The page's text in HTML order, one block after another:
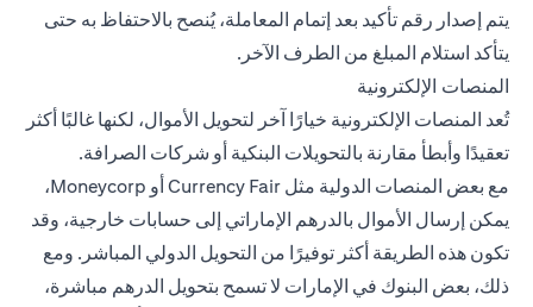
يتم إصدار رقم تأكيد بعد إتمام المعاملة، يُنصح بالاحتفاظ به حتى
يتأكد استلام المبلغ من الطرف الآخر.
المنصات الإلكترونية
تُعد المنصات الإلكترونية خيارًا آخر لتحويل الأموال، لكنها غالبًا أكثر
تعقيدًا وأبطأ مقارنة بالتحويلات البنكية أو شركات الصرافة.
مع بعض المنصات الدولية مثل Currency Fair أو Moneycorp،
يمكن إرسال الأموال بالدرهم الإماراتي إلى حسابات خارجية، وقد
تكون هذه الطريقة أكثر توفيرًا من التحويل الدولي المباشر. ومع
ذلك، بعض البنوك في الإمارات لا تسمح بتحويل الدرهم مباشرة،